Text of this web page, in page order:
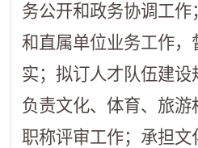
务公开和政务协调工作
和直属单位业务工作，
实；拟订人才队伍建设
负责文化、体育、旅游
职称评审工作；承担文